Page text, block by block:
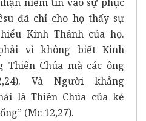
đã chỉ cho họ thấy sự
Kinh Thánh của họ.
vì không biết Kinh
Thiên Chúa mà các ông
Và Người khẳng
là Thiên Chúa của kẻ
(Mc 12,27).